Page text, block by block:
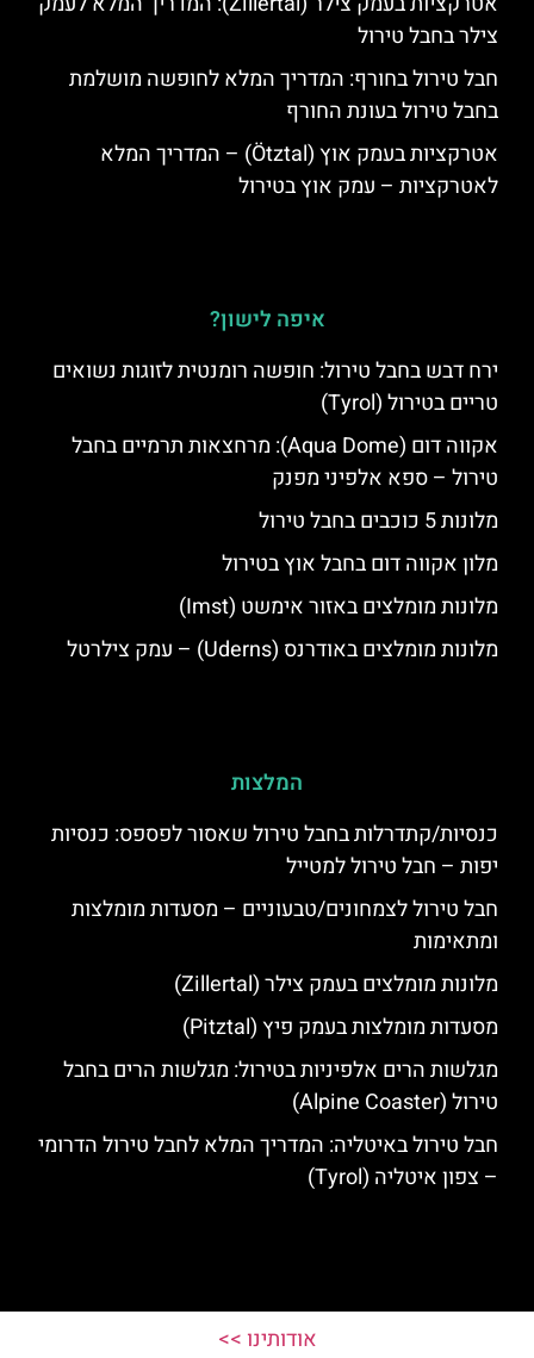
צילר בחבל טירול
חבל טירול בחורף: המדריך המלא לחופשה מושלמת
בחבל טירול בעונת החורף
אטרקציות בעמק אוץ (Ötztal) – המדריך המלא
לאטרקציות – עמק אוץ בטירול
איפה לישון?
ירח דבש בחבל טירול: חופשה רומנטית לזוגות נשואים
טריים בטירול (Tyrol)
אקווה דום (Aqua Dome): מרחצאות תרמיים בחבל
טירול – ספא אלפיני מפנק
מלונות 5 כוכבים בחבל טירול
מלון אקווה דום בחבל אוץ בטירול
מלונות מומלצים באזור אימשט (Imst)
מלונות מומלצים באודרנס (Uderns) – עמק צילרטל
המלצות
כנסיות/קתדרלות בחבל טירול שאסור לפספס: כנסיות
יפות – חבל טירול למטייל
חבל טירול לצמחונים/טבעוניים – מסעדות מומלצות
ומתאימות
מלונות מומלצים בעמק צילר (Zillertal)
מסעדות מומלצות בעמק פיץ (Pitztal)
מגלשות הרים אלפיניות בטירול: מגלשות הרים בחבל
טירול (Alpine Coaster)
חבל טירול באיטליה: המדריך המלא לחבל טירול הדרומי
– צפון איטליה (Tyrol)
אודותינו >>